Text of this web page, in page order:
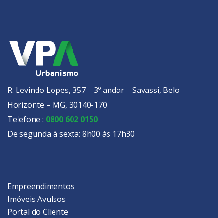
R. Levindo Lopes, 357 – 3º andar – Savassi, Belo
Horizonte – MG, 30140-170
Telefone : 0800 602 0150
De segunda à sexta: 8h00 às 17h30
Empreendimentos
Imóveis Avulsos
Portal do Cliente